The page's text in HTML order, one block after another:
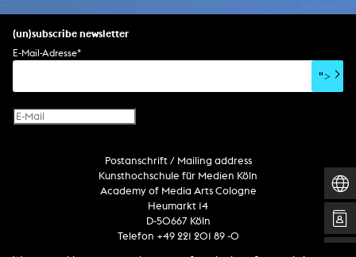
(un)subscribe newsletter
E-Mail-Adresse*
">
Postanschrift / Mailing address
Kunsthochschule für Medien Köln
Academy of Media Arts Cologne
Heumarkt 14
D-50667 Köln
Telefon +49 221 201 89 -0